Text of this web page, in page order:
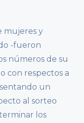
mujeres y
-fueron
números de su
con respectos a
un
al sorteo
los